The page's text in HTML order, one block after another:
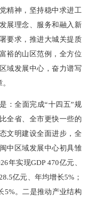
精神，坚持稳中求进工
展理念、服务和融入新
要求，推进大城关提质
裕的山区范例，全方位
域发展中心，奋力谱写
全面完成“十四五”规
全省、全市更快一些的
文明建设全面进步，全
中区域发展中心初具雏
年实现GDP 470亿元、
亿元、年均增长5%；
5%。二是推动产业结构